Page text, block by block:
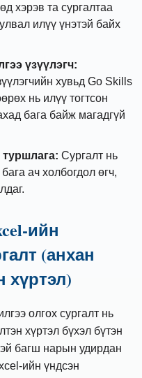
хэрэв та сургалтаа
илүү үнэтэй байх
үзүүлэгч:
хувьд Go Skills
нь илүү тогтсон
бага байж магадгүй
туршлага: Сургалт нь
ач холбогдол өгч,
ийн
(анхан
хүртэл)
олгох сургалт нь
хүртэл бүхэл бүтэн
багш нарын удирдан
ийн үндсэн